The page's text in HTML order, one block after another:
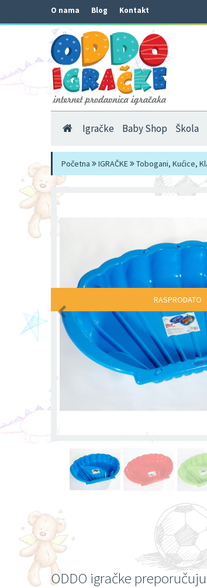
O nama Blog Kontakt
Igračke Baby Shop Škola
Početna IGRAČKE Tobogani, Kućice,
RASPRODATO
ODDO igračke